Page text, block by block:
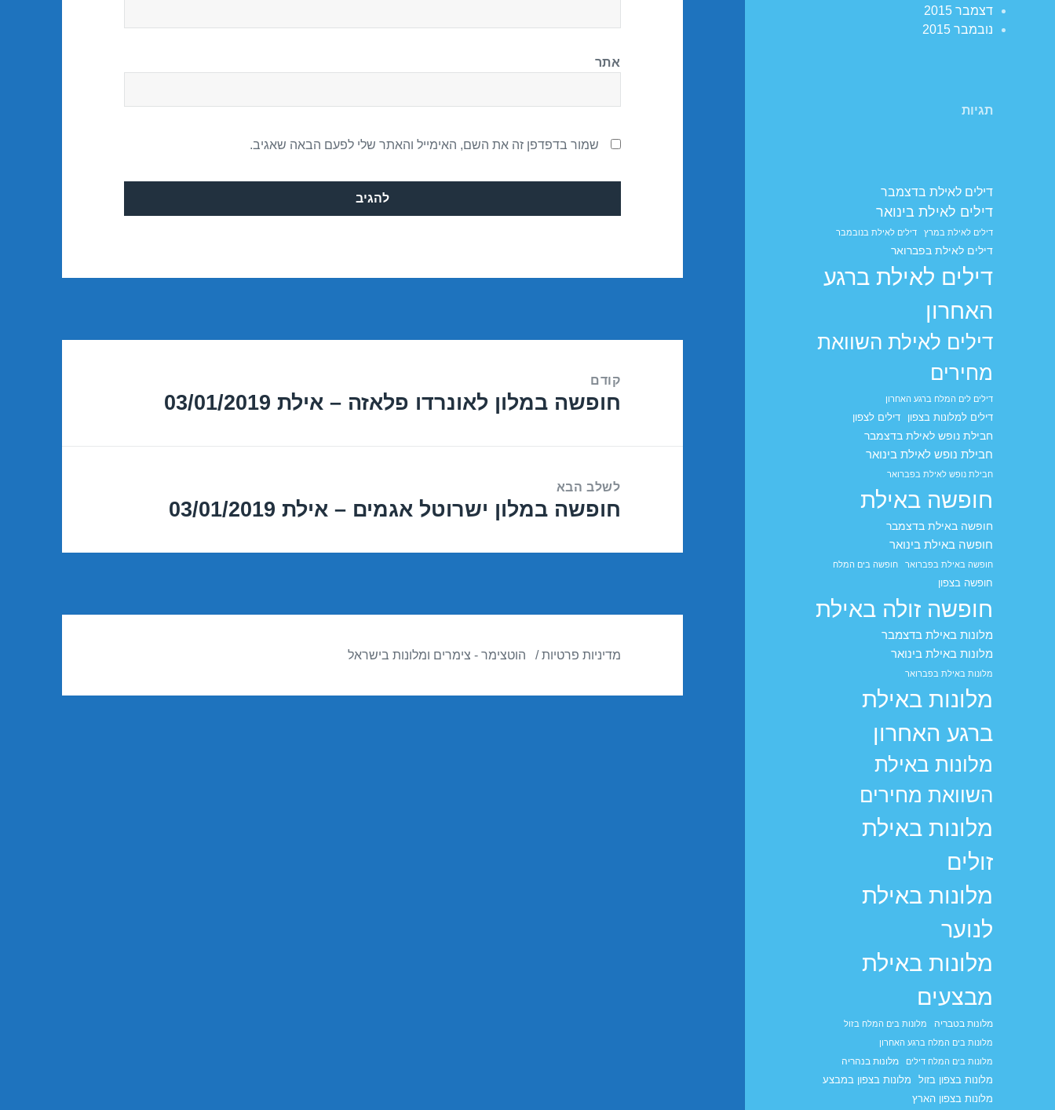
דצמבר 2015
נובמבר 2015
תגיות
דילים לאילת בדצמבר
דילים לאילת בינואר
דילים לאילת במרץ דילים לאילת בנובמבר
דילים לאילת בפברואר
דילים לאילת ברגע
האחרון
דילים לאילת השוואת
מחירים
דילים לים המלח ברגע האחרון
דילים למלונות בצפון דילים לצפון
חבילת נופש לאילת בדצמבר
חבילת נופש לאילת בינואר
חבילת נופש לאילת בפברואר
חופשה באילת
חופשה באילת בדצמבר
חופשה באילת בינואר
חופשה באילת בפברואר חופשה בים המלח
חופשה בצפון
חופשה זולה באילת
מלונות באילת בדצמבר
מלונות באילת בינואר
מלונות באילת בפברואר
מלונות באילת
ברגע האחרון
מלונות באילת
השוואת מחירים
מלונות באילת
זולים
מלונות באילת
לנוער
מלונות באילת
מבצעים
מלונות בטבריה
מלונות בים המלח בזול
מלונות בים המלח ברגע האחרון
מלונות בים המלח דילים
מלונות בנהריה
מלונות בצפון בזול
מלונות בצפון במבצע
מלונות בצפון הארץ
אתר
שמור בדפדפן זה את השם, האימייל והאתר שלי לפעם הבאה שאגיב.
קודם
הפוסט
חופשה במלון לאונרדו פלאזה – אילת 03/01/2019
לשלב הבא
הפוסט
חופשה במלון ישרוטל אגמים – אילת 03/01/2019
מדיניות פרטיות הוטצימר - צימרים ומלונות בישראל